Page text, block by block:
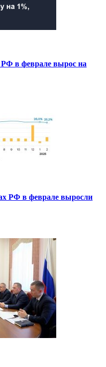
в феврале вырос на
РФ в феврале выросли